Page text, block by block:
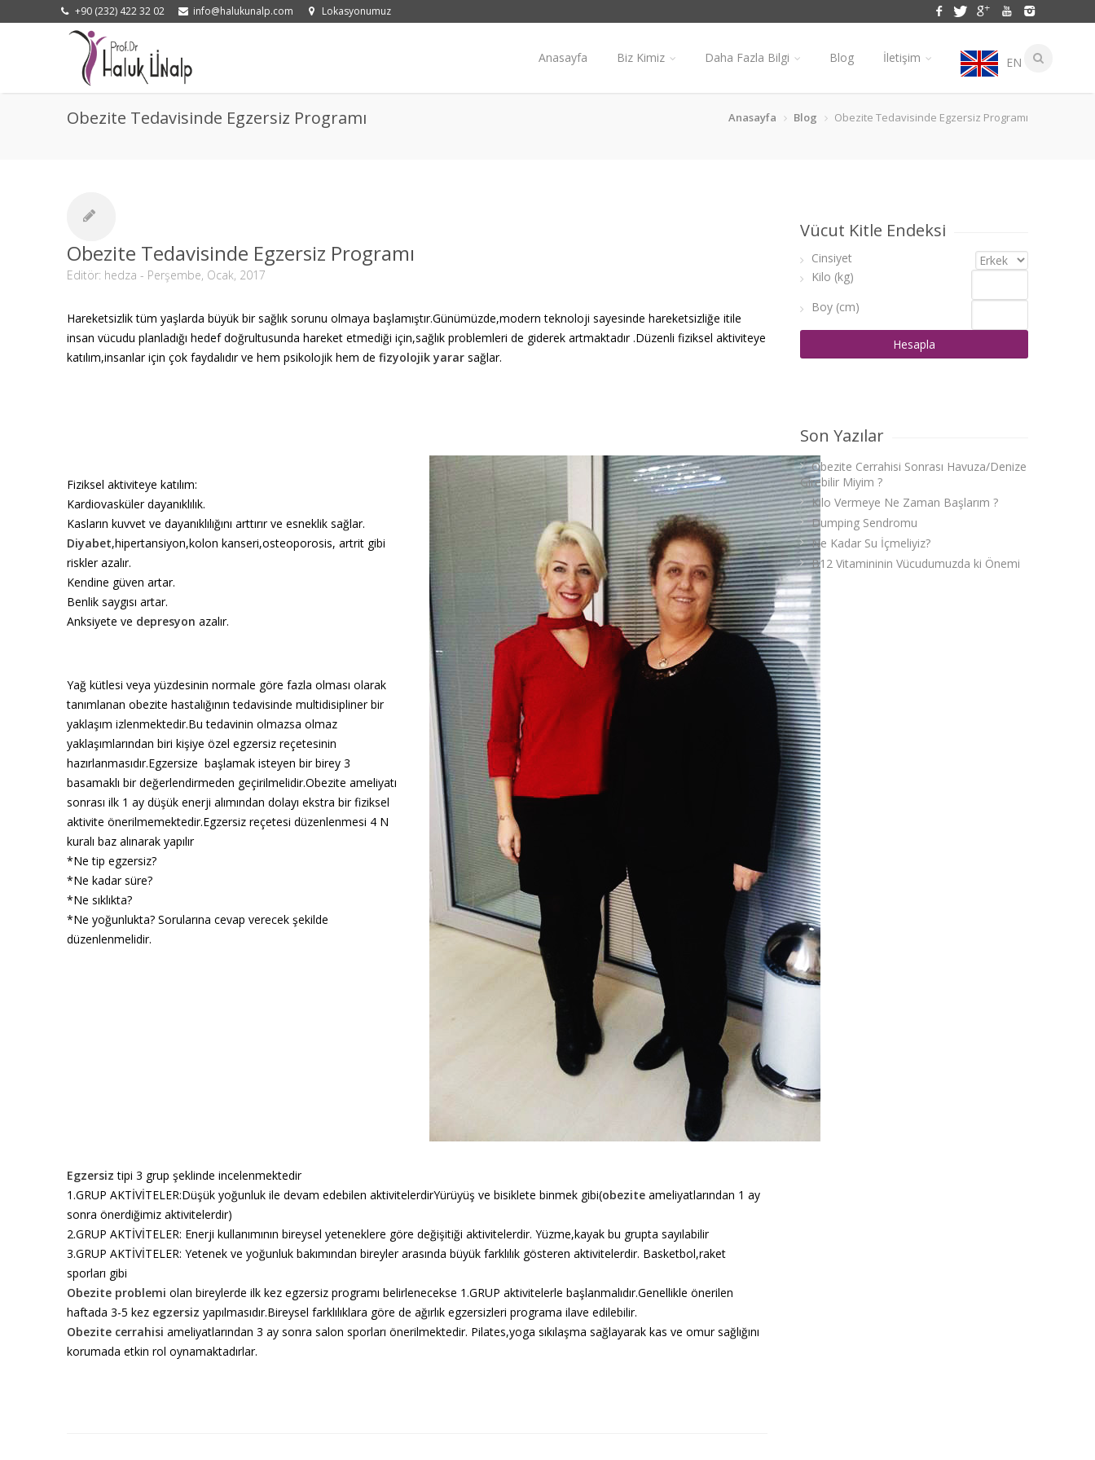
+90 (232) 422 32 02 info@halukunalp.com Lokasyonumuz
Anasayfa Biz Kimiz Daha Fazla Bilgi Blog İletişim EN
Obezite Tedavisinde Egzersiz Programı Anasayfa Blog Obezite Tedavisinde Egzersiz Programı
Obezite Tedavisinde Egzersiz Programı
Editör: hedza - Perşembe, Ocak, 2017
Hareketsizlik tüm yaşlarda büyük bir sağlık sorunu olmaya başlamıştır.Günümüzde,modern teknoloji sayesinde hareketsizliğe itile
insan vücudu planladığı hedef doğrultusunda hareket etmediği için,sağlık problemleri de giderek artmaktadır .Düzenli fiziksel aktiviteye
katılım,insanlar için çok faydalıdır ve hem psikolojik hem de fizyolojik yarar sağlar.
Fiziksel aktiviteye katılım:
Kardiovasküler dayanıklılık.
Kasların kuvvet ve dayanıklılığını arttırır ve esneklik sağlar.
Diyabet,hipertansiyon,kolon kanseri,osteoporosis, artrit gibi
riskler azalır.
Kendine güven artar.
Benlik saygısı artar.
Anksiyete ve depresyon azalır.
Yağ kütlesi veya yüzdesinin normale göre fazla olması olarak
tanımlanan obezite hastalığının tedavisinde multidisipliner bir
yaklaşım izlenmektedir.Bu tedavinin olmazsa olmaz
yaklaşımlarından biri kişiye özel egzersiz reçetesinin
hazırlanmasıdır.Egzersize başlamak isteyen bir birey 3
basamaklı bir değerlendirmeden geçirilmelidir.Obezite ameliyatı
sonrası ilk 1 ay düşük enerji alımından dolayı ekstra bir fiziksel
aktivite önerilmemektedir.Egzersiz reçetesi düzenlenmesi 4 N
kuralı baz alınarak yapılır
*Ne tip egzersiz?
*Ne kadar süre?
*Ne sıklıkta?
*Ne yoğunlukta? Sorularına cevap verecek şekilde
düzenlenmelidir.
Egzersiz tipi 3 grup şeklinde incelenmektedir
1.GRUP AKTİVİTELER:Düşük yoğunluk ile devam edebilen aktivitelerdirYürüyüş ve bisiklete binmek gibi(obezite ameliyatlarından 1 ay
sonra önerdiğimiz aktivitelerdir)
2.GRUP AKTİVİTELER: Enerji kullanımının bireysel yeteneklere göre değişitiği aktivitelerdir. Yüzme,kayak bu grupta sayılabilir
3.GRUP AKTİVİTELER: Yetenek ve yoğunluk bakımından bireyler arasında büyük farklılık gösteren aktivitelerdir. Basketbol,raket
sporları gibi
Obezite problemi olan bireylerde ilk kez egzersiz programı belirlenecekse 1.GRUP aktivitelerle başlanmalıdır.Genellikle önerilen
haftada 3-5 kez egzersiz yapılmasıdır.Bireysel farklılıklara göre de ağırlık egzersizleri programa ilave edilebilir.
Obezite cerrahisi ameliyatlarından 3 ay sonra salon sporları önerilmektedir. Pilates,yoga sıkılaşma sağlayarak kas ve omur sağlığını
korumada etkin rol oynamaktadırlar.
Vücut Kitle Endeksi
Cinsiyet
Kilo (kg)
Boy (cm)
Son Yazılar
Obezite Cerrahisi Sonrası Havuza/Denize
Girebilir Miyim ?
Kilo Vermeye Ne Zaman Başlarım ?
Dumping Sendromu
Ne Kadar Su İçmeliyiz?
B12 Vitamininin Vücudumuzda ki Önemi